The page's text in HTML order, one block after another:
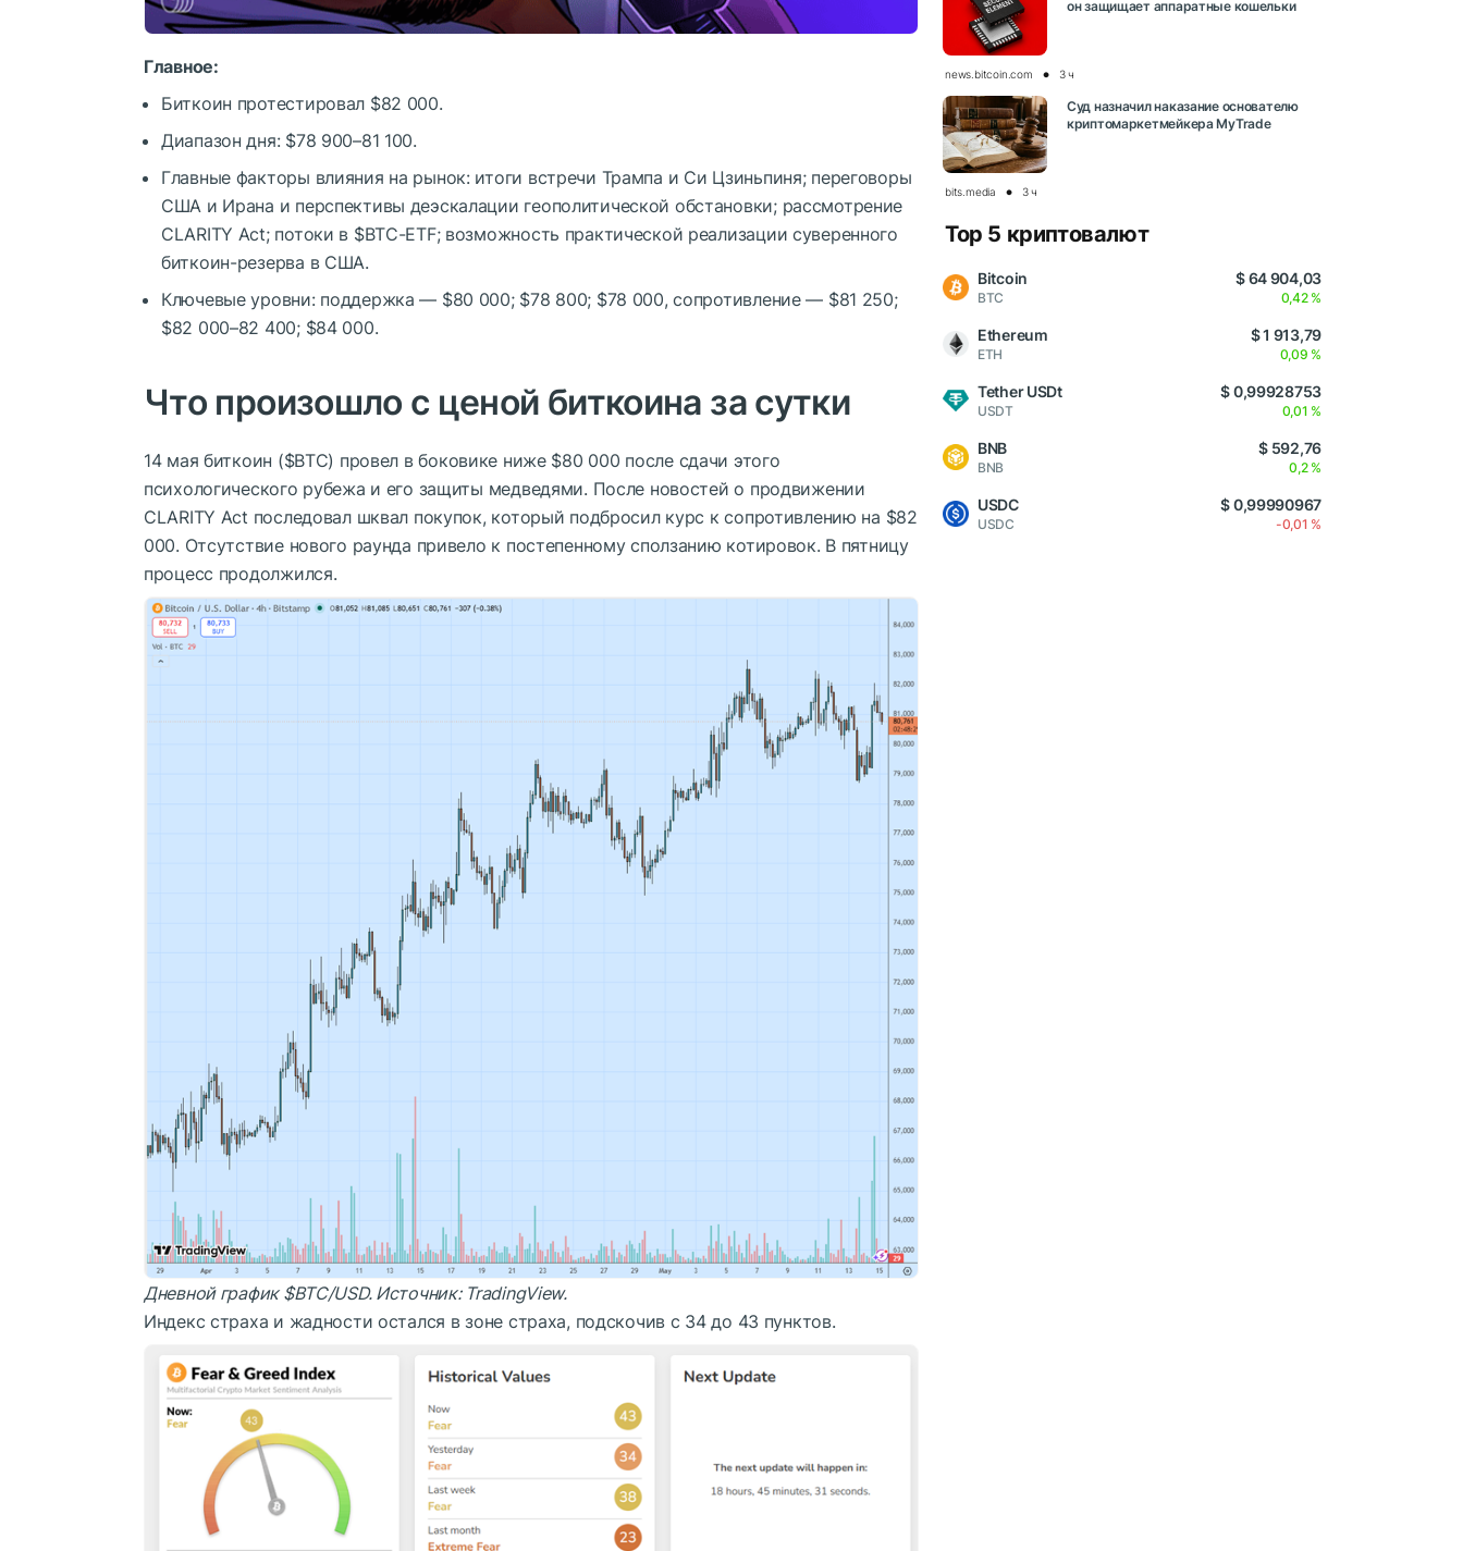
Главное:
Биткоин протестировал $82 000.
Диапазон дня: $78 900–81 100.
Главные факторы влияния на рынок: итоги встречи Трампа и Си Цзиньпиня; переговоры
США и Ирана и перспективы деэскалации геополитической обстановки; рассмотрение
CLARITY Act; потоки в $BTC-ETF; возможность практической реализации суверенного
биткоин-резерва в США.
Ключевые уровни: поддержка — $80 000; $78 800; $78 000, сопротивление — $81 250;
$82 000–82 400; $84 000.
Что произошло с ценой биткоина за сутки
14 мая биткоин ($BTC) провел в боковике ниже $80 000 после сдачи этого
психологического рубежа и его защиты медведями. После новостей о продвижении
CLARITY Act последовал шквал покупок, который подбросил курс к сопротивлению на $82
000. Отсутствие нового раунда привело к постепенному сползанию котировок. В пятницу
процесс продолжился.
Дневной график $BTC/USD. Источник: TradingView.
Индекс страха и жадности остался в зоне страха, подскочив с 34 до 43 пунктов.
он защищает аппаратные кошельки
news.bitcoin.com 3 ч
Суд назначил наказание основателю
криптомаркетмейкера MyTrade
bits.media 3 ч
Top 5 криптовалют
Bitcoin
BTC
$ 64 904,03
0,42 %
Ethereum
ETH
$ 1 913,79
0,09 %
Tether USDt
USDT
$ 0,99928753
0,01 %
BNB
BNB
$ 592,76
0,2 %
USDC
USDC
$ 0,99990967
-0,01 %